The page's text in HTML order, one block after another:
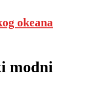
okeana
modni